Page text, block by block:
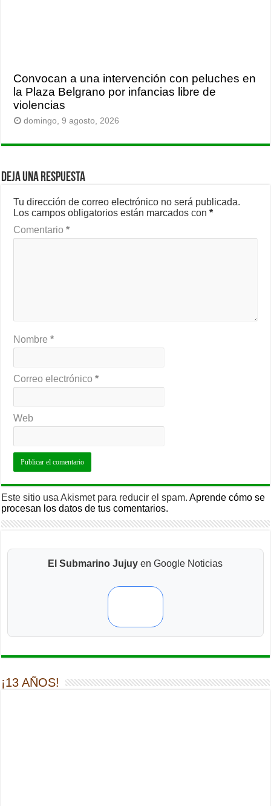
Convocan a una intervención con peluches en
la Plaza Belgrano por infancias libre de
violencias
domingo, 9 agosto, 2026
Deja una respuesta
Tu dirección de correo electrónico no será publicada.
Los campos obligatorios están marcados con*
Comentario*
Nombre*
Correo electrónico*
Web
Este sitio usa Akismet para reducir el spam.Aprende cómo se
procesan los datos de tus comentarios.
El Submarino Jujuy en Google Noticias
¡13 AÑOS!